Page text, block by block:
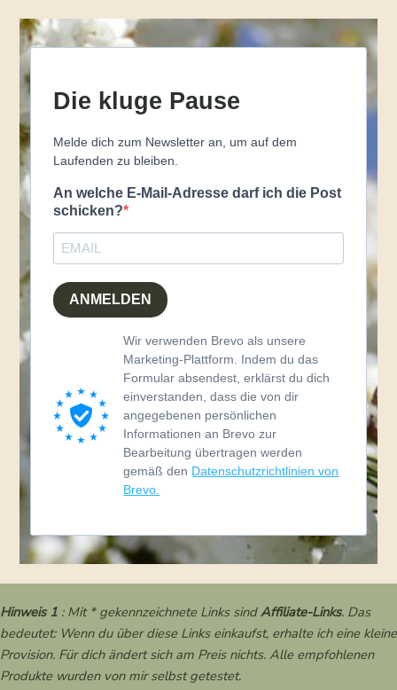
Die kluge Pause
Melde dich zum Newsletter an, um auf dem
Laufenden zu bleiben.
An welche E-Mail-Adresse darf ich die Post
schicken?
ANMELDEN
Wir verwenden Brevo als unsere
Marketing-Plattform. Indem du das
Formular absendest, erklärst du dich
einverstanden, dass die von dir
angegebenen persönlichen
Informationen an Brevo zur
Bearbeitung übertragen werden
gemäß den Datenschutzrichtlinien von
Brevo.
Hinweis 1 : Mit * gekennzeichnete Links sindAffiliate-Links. Das
bedeutet: Wenn du über diese Links einkaufst, erhalte ich eine kleine
Provision. Für dich ändert sich am Preis nichts. Alle empfohlenen
Produkte wurden von mir selbst getestet.